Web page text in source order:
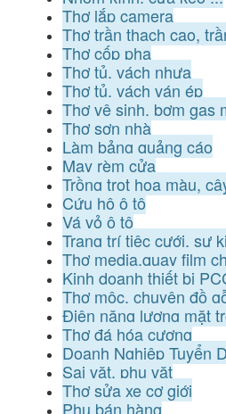
Thợ lắp camera
Thợ trần thạch cao,
Thợ cốp pha
Thợ tủ, vách nhựa
Thợ tủ, vách ván ép
Thợ vệ sinh, bơm gas
Thợ sơn nhà
Làm bảng quảng cáo
May rèm cửa
Trồng trọt hoa màu,
Cứu hộ ô tô
Vá vỏ ô tô
Trang trí tiệc cưới, sự
Thợ media,quay film
Kinh doanh thiết bị
Thợ mộc, chuyên đồ
Điện năng lượng mặt
Thợ đá hóa cương
Doanh Nghiệp Tuyển
Sai vặt, phụ vặt
Thợ sửa xe cơ giới
Phụ bán hàng